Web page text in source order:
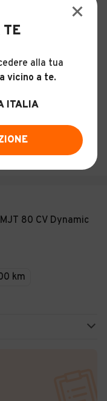
80 CV Dynamic
km
TE
alla tua
vicino a te.
ITALIA